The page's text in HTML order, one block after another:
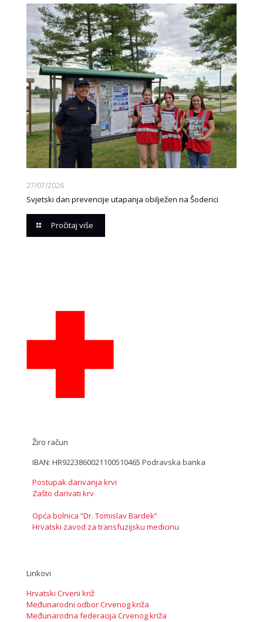
27/07/2026
Svjetski dan prevencije utapanja obilježen na Šoderici
Pročitaj više
Žiro račun
IBAN: HR9223860021100510465 Podravska banka
Postupak darivanja krvi
Zašto darivati krv
Opća bolnica “Dr. Tomislav Bardek”
Hrvatski zavod za transfuzijsku medicinu
Linkovi
Hrvatski Crveni križ
Međunarodni odbor Crvenog križa
Međunarodna federacija Crvenog križa